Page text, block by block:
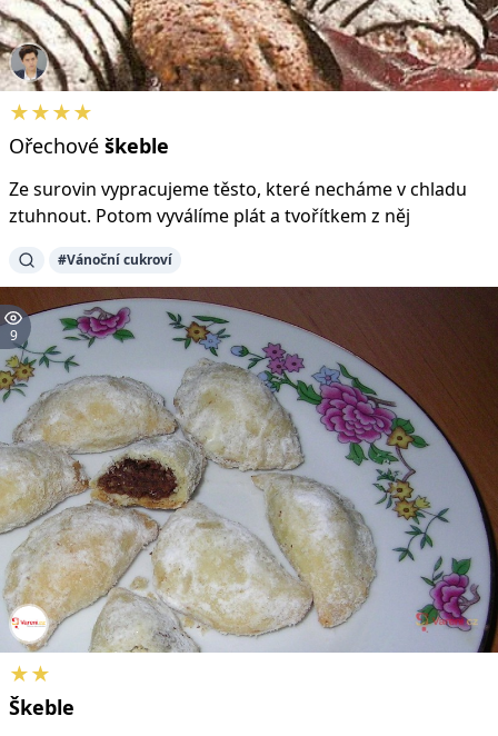
★★★★
Ořechové škeble
Ze surovin vypracujeme těsto, které necháme v chladu
ztuhnout. Potom vyválíme plát a tvořítkem z něj
#Vánoční cukroví
9
★★
Škeble